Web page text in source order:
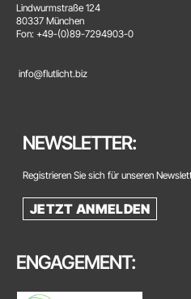
Lindwurmstraße 124
80337 München
Fon: +49-(0)89-7294903-0
info@flutlicht.biz
NEWSLETTER:
Registrieren Sie sich für unseren
JETZT ANMELDEN
ENGAGEMENT: